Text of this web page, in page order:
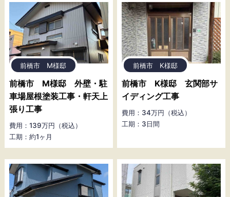
前橋市 M様邸
前橋市 M様邸 外壁・駐
車場屋根塗装工事・軒天上
張り工事
費用：139万円（税込）
工期：約1ヶ月
前橋市 K様邸
前橋市 K様邸 玄関部サ
イディング工事
費用：34万円（税込）
工期：3日間